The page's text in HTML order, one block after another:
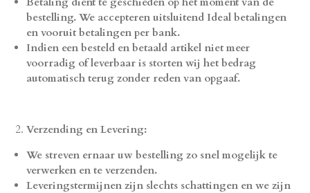
bestelling. We accepteren uitsluitend Ideal betalingen
en vooruit betalingen per bank.
Indien een besteld en betaald artikel niet meer
voorradig of leverbaar is storten wij het bedrag
automatisch terug zonder reden van opgaaf.
Verzending en Levering:
We streven ernaar uw bestelling zo snel mogelijk te
verwerken en te verzenden.
Leveringstermijnen zijn slechts schattingen en we zijn